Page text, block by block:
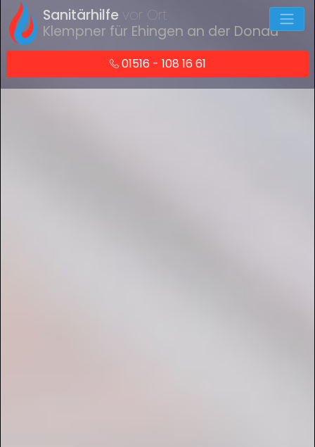
Sanitärhilfe
vor Ort
Klempner für Ehingen an der Donau
01516 - 108 16 61